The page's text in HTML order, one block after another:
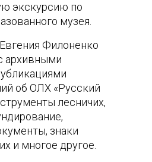
экскурсию по
музея.
Филоненко
архивными
об ОЛХ «Русский
лесничих,
знаки
и многое другое.